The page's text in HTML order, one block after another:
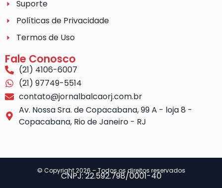
Suporte
Políticas de Privacidade
Termos de Uso
Fale Conosco
(21) 4106-6007
(21) 97749-5514
contato@jornalbalcaorj.com.br
Av. Nossa Sra. de Copacabana, 99 A - loja 8 -
Copacabana, Rio de Janeiro - RJ
© Copyright 2026 – Todos os direitos reservados
CNPJ: 22.592.798/0001-40